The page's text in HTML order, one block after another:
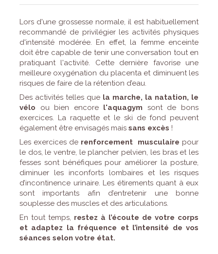
Lors d'une grossesse normale, il est habituellement
recommandé de privilégier les activités physiques
d'intensité modérée. En effet, la femme enceinte
doit être capable de tenir une conversation tout en
pratiquant l'activité. Cette dernière favorise une
meilleure oxygénation du placenta et diminuent les
risques de faire de la rétention d’eau.
Des activités telles que la marche, la natation, le
vélo ou bien encorel'aquagym sont de bons
exercices. La raquette et le ski de fond peuvent
également être envisagés mais sans excès !
Les exercices de renforcement musculaire pour
le dos, le ventre, le plancher pelvien, les bras et les
fesses sont bénéfiques pour améliorer la posture,
diminuer les inconforts lombaires et les risques
d’incontinence urinaire. Les étirements quant à eux
sont importants afin d’entretenir une bonne
souplesse des muscles et des articulations.
En tout temps, restez à l’écoute de votre corps
et adaptez la fréquence et l’intensité de vos
séances selon votre état.